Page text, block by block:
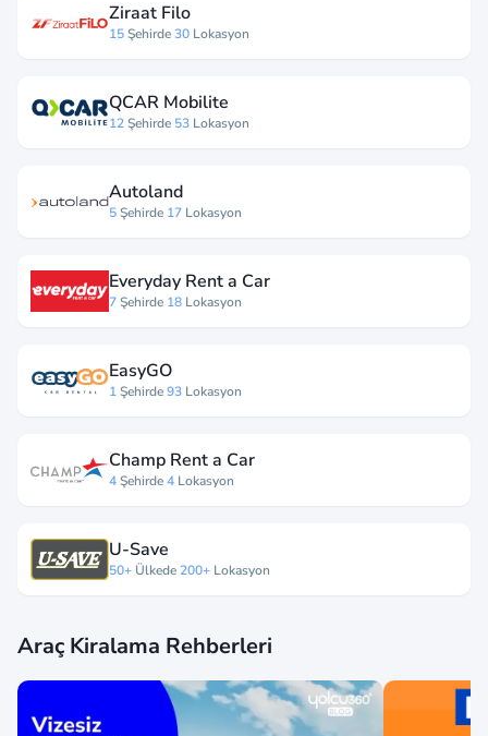
Ziraat Filo
15Şehirde30 Lokasyon
QCAR Mobilite
12Şehirde 53 Lokasyon
Autoland
5Şehirde 17 Lokasyon
Everyday Rent a Car
7Şehirde 18 Lokasyon
EasyGO
1Şehirde93 Lokasyon
Champ Rent a Car
4Şehirde4 Lokasyon
U-Save
50+ Ülkede 200+ Lokasyon
Araç Kiralama Rehberleri